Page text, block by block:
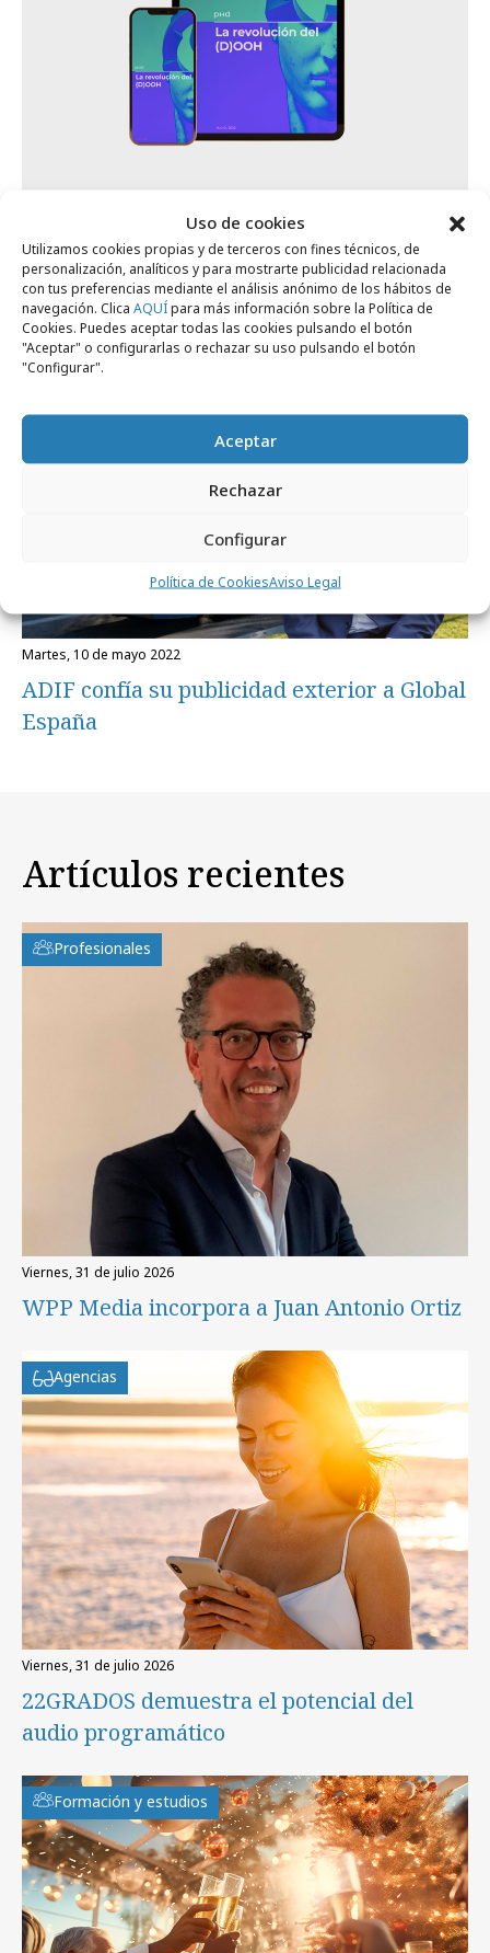
Uso de cookies
Utilizamos cookies propias y de terceros con fines técnicos, de
personalización, analíticos y para mostrarte publicidad relacionada
con tus preferencias mediante el análisis anónimo de los hábitos de
navegación. Clica AQUÍpara más información sobre la Política de
Cookies. Puedes aceptar todas las cookies pulsando el botón
"Aceptar" o configurarlas o rechazar su uso pulsando el botón
"Configurar".
Aceptar
Rechazar
Configurar
Política de CookiesAviso Legal
PHD Media presenta "La revolución del
(D)OOH"
Agencias
martes, 10 de mayo 2022
ADIF confía su publicidad exterior a Global
España
Artículos recientes
Profesionales
viernes, 31 de julio 2026
WPP Media incorpora a Juan Antonio Ortiz
Agencias
viernes, 31 de julio 2026
22GRADOS demuestra el potencial del
audio programático
Formación y estudios